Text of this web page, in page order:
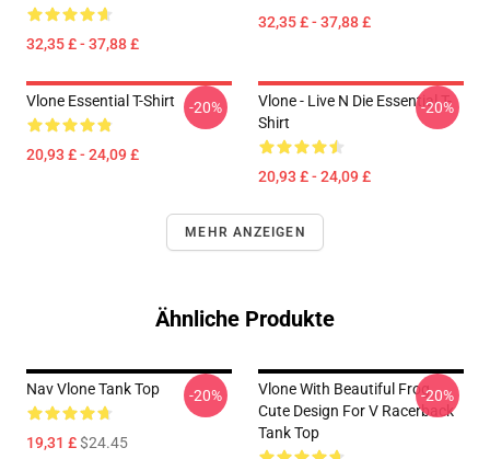
32,35 £ - 37,88 £
32,35 £ - 37,88 £
Vlone Essential T-Shirt
20,93 £ - 24,09 £
-20%
Vlone - Live N Die Essential T-
Shirt
20,93 £ - 24,09 £
-20%
MEHR ANZEIGEN
Ähnliche Produkte
Nav Vlone Tank Top
19,31 £$24.45
-20%
Vlone With Beautiful Frog ,
Cute Design For V Racerback
Tank Top
-20%